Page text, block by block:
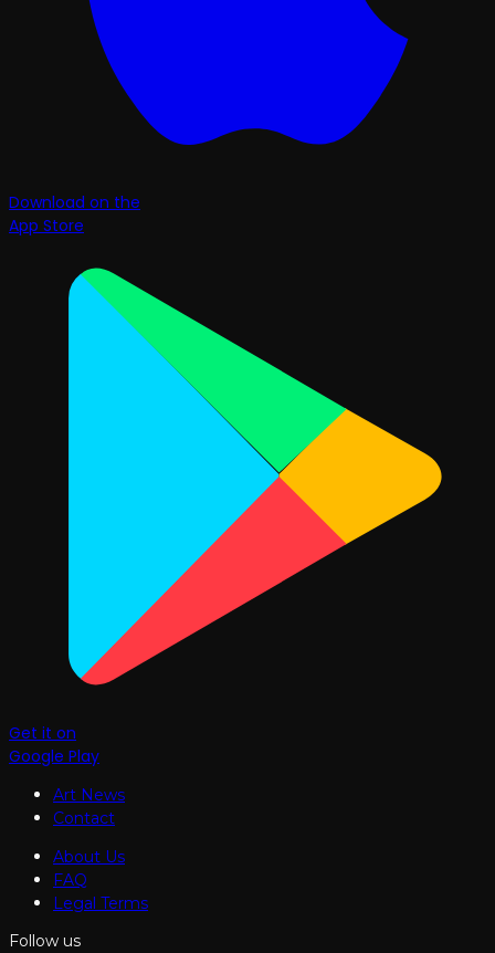
Download on the
App Store
Get it on
Google Play
Art News
Contact
About Us
FAQ
Legal Terms
Follow us